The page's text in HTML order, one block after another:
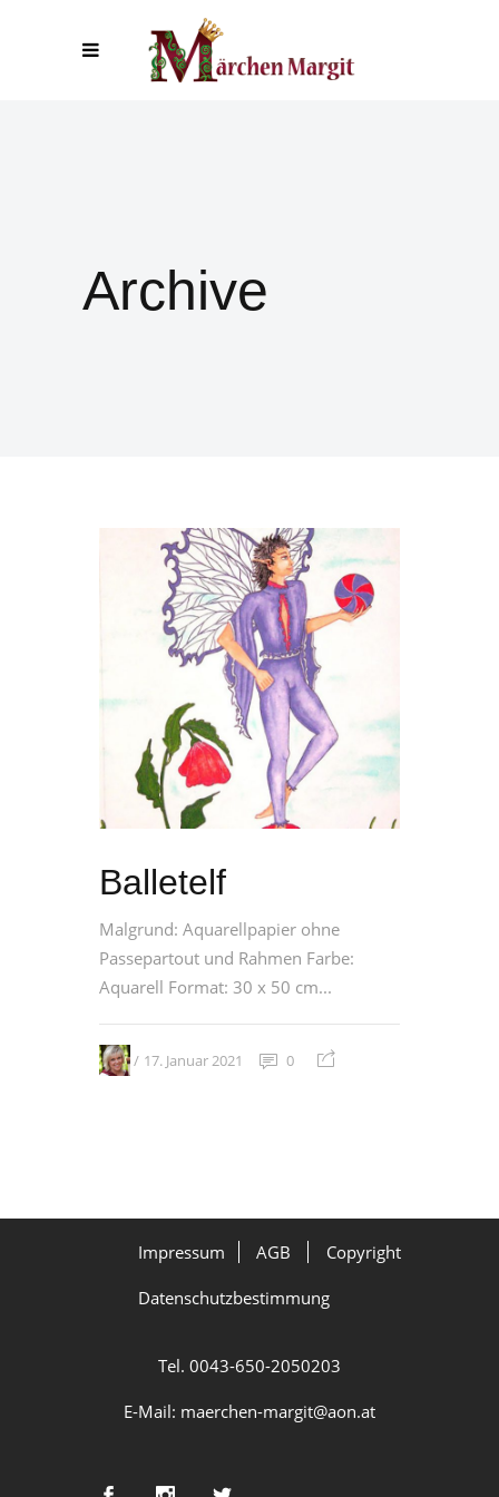
Archive
Balletelf
Malgrund: Aquarellpapier ohne
Passepartout und Rahmen Farbe:
Aquarell Format: 30 x 50 cm...
17. Januar 2021 0
Impressum AGB Copyright
Datenschutzbestimmung
Tel. 0043-650-2050203
E-Mail: maerchen-margit@aon.at